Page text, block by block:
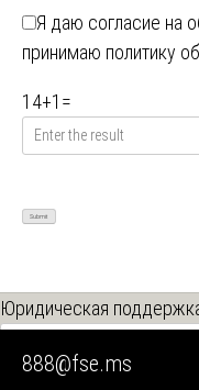
Я даю согласие на
принимаю политику
14+1 =
Юридическая
888@fse.ms